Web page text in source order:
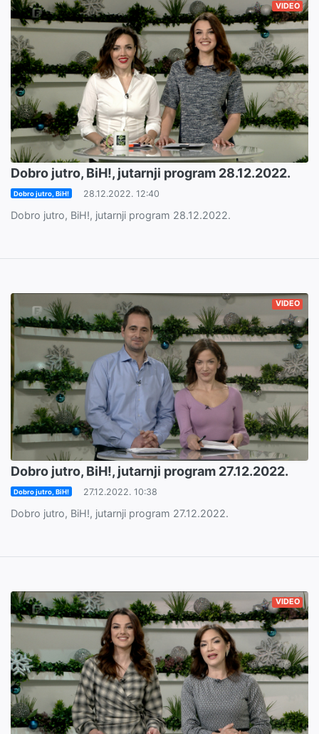
VIDEO
Dobro jutro, BiH!, jutarnji program 28.12.2022.
Dobro jutro, BiH! 28.12.2022. 12:40
Dobro jutro, BiH!, jutarnji program 28.12.2022.
VIDEO
Dobro jutro, BiH!, jutarnji program 27.12.2022.
Dobro jutro, BiH! 27.12.2022. 10:38
Dobro jutro, BiH!, jutarnji program 27.12.2022.
VIDEO